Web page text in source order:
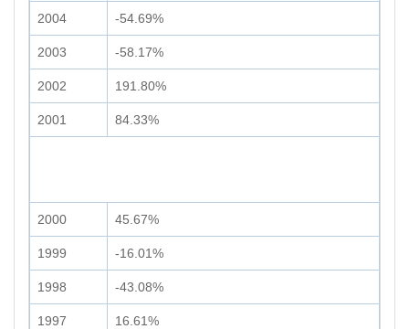
2004 -54.69%
2003 -58.17%
2002 191.80%
2001 84.33%
2000 45.67%
1999 -16.01%
1998 -43.08%
1997 16.61%